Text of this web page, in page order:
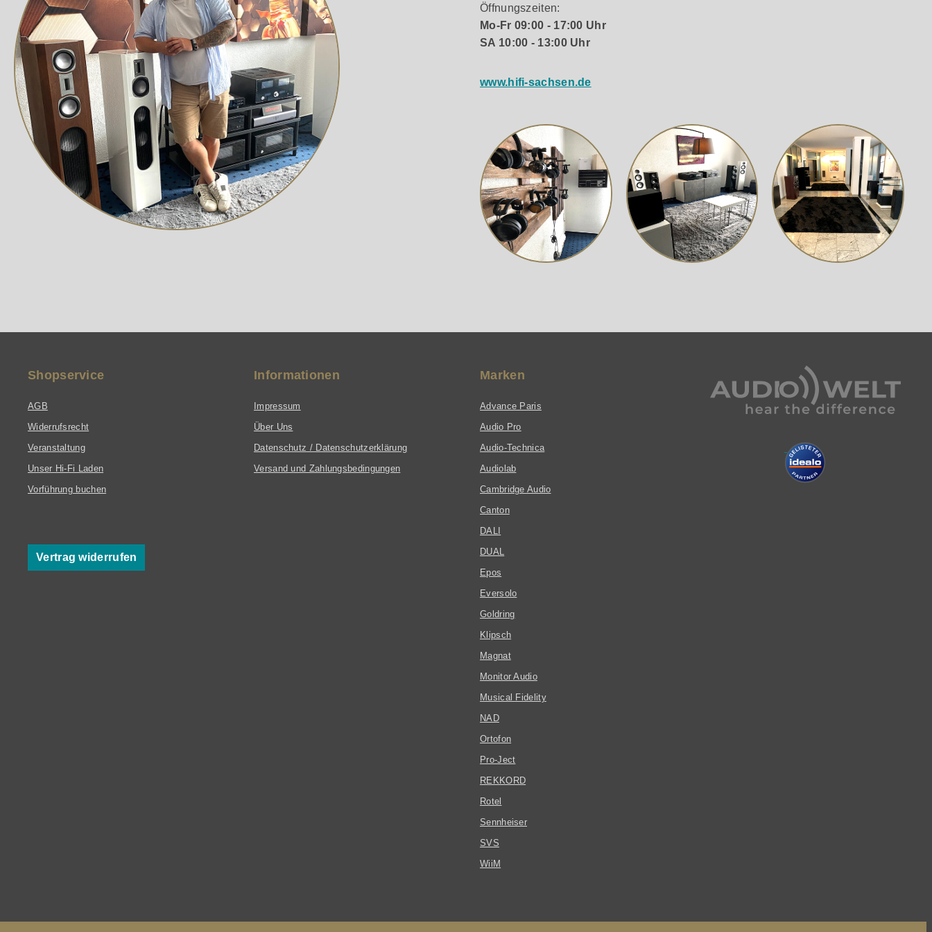
Öffnungszeiten:
Mo-Fr 09:00 - 17:00 Uhr
SA 10:00 - 13:00 Uhr
www.hifi-sachsen.de
Shopservice
AGB
Widerrufsrecht
Veranstaltung
Unser Hi-Fi Laden
Vorführung buchen
Vertrag widerrufen
Informationen
Impressum
Über Uns
Datenschutz / Datenschutzerklärung
Versand und Zahlungsbedingungen
Marken
Advance Paris
Audio Pro
Audio-Technica
Audiolab
Cambridge Audio
Canton
DALI
DUAL
Epos
Eversolo
Goldring
Klipsch
Magnat
Monitor Audio
Musical Fidelity
NAD
Ortofon
Pro-Ject
REKKORD
Rotel
Sennheiser
SVS
WiiM